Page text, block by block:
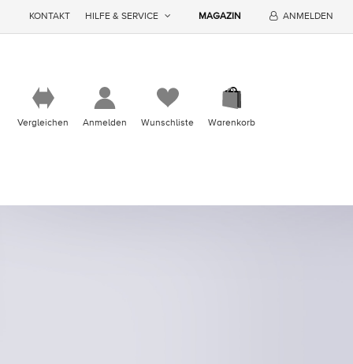
KONTAKT HILFE & SERVICE MAGAZIN ANMELDEN
Vergleichen Anmelden Wunschliste Warenkorb